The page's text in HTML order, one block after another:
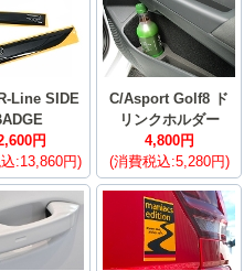
Line SIDE
円
:13,860円)
C/Asport Golf8 ド
リンクホルダー
4,800円
(消費税込:5,280円)